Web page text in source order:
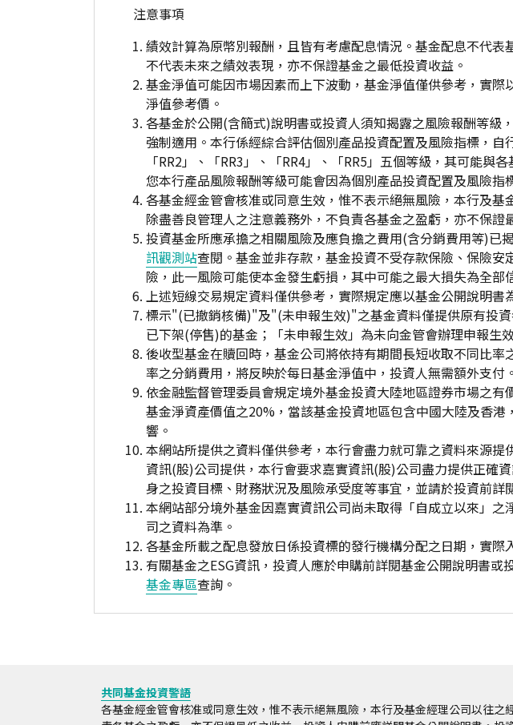
注意事項
績效計算為原幣別報酬，且皆有考慮配息情況。基金配息不代
不代表未來之績效表現，亦不保證基金之最低投資收益。
基金淨值可能因市場因素而上下波動，基金淨值僅供參考，實
淨值參考價。
各基金於公開(含簡式)說明書或投資人須知揭露之風險報酬等級
強制適用。本行係經綜合評估個別產品投資配置及風險指標，
「RR2」、「RR3」、「RR4」、「RR5」五個等級，其可能
您本行產品風險報酬等級可能會因為個別產品投資配置及風險指
各基金經金管會核准或同意生效，惟不表示絕無風險，本行及
除盡善良管理人之注意義務外，不負責各基金之盈虧，亦不保
投資基金所應承擔之相關風險及應負擔之費用(含分銷費用等)已
訊觀測站查閱。基金並非存款，基金投資不受存款保險、保險
險，此一風險可能使本金發生虧損，其中可能之最大損失為全部
上述短線交易規定資料僅供參考，實際規定應以基金公開說明書
標示"(已撤銷核備)"及"(未申報生效)"之基金資料僅提供原有投
已下架(停售)的基金；「未申報生效」為未向金管會辦理申報生
後收型基金在贖回時，基金公司將依持有期間長短收取不同比
率之分銷費用，將反映於每日基金淨值中，投資人無需額外支付。
依金融監督管理委員會規定境外基金投資大陸地區證券市場之
基金淨資產價值之20%，當該基金投資地區包含中國大陸及香
響。
本網站所提供之資料僅供參考，本行會盡力就可靠之資料來源
資訊(股)公司提供，本行會要求嘉實資訊(股)公司盡力提供正確
身之投資目標、財務狀況及風險承受度等事宜，並請於投資前詳
本網站部分境外基金因嘉實資訊公司尚未取得「自成立以來」
司之資料為準。
各基金所載之配息發放日係投資標的發行機構分配之日期，實際
有關基金之ESG資訊，投資人應於申購前詳閱基金公開說明書
基金專區查詢。
共同基金投資警語
各基金經金管會核准或同意生效，惟不表示絕無風險，本行及基金經理公司以往